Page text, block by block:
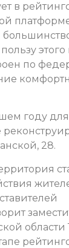
в
этого
по
году
28.
области